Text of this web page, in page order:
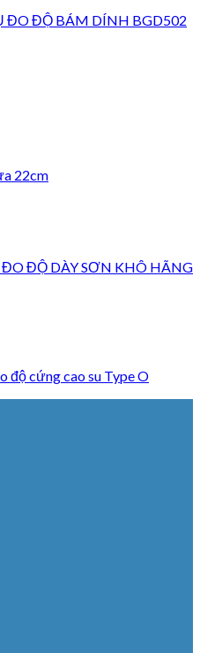
ĐO ĐỘ BÁM DÍNH BGD502
22cm
ĐỘ DÀY SƠN KHÔ HÃNG
độ cứng cao su Type O